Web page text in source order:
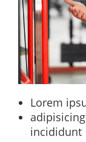
Lorem
incididunt